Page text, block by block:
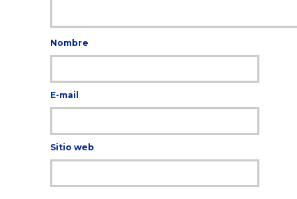
Nombre
E-mail
Sitio web